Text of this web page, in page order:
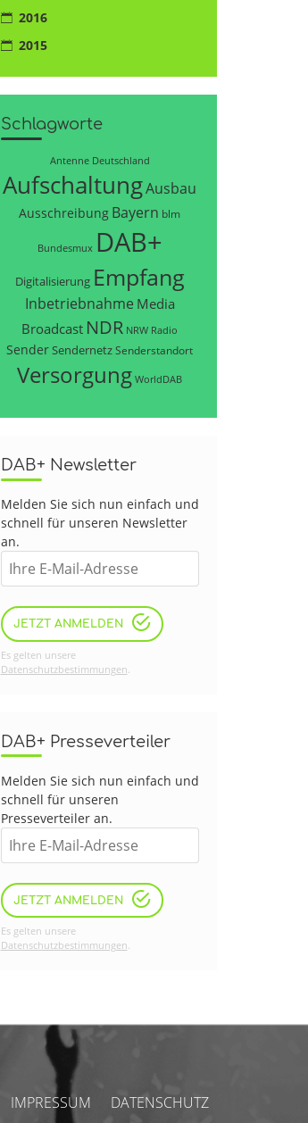
2016
2015
Schlagworte
Antenne Deutschland
AufschaltungAusbau
Ausschreibung Bayern blm
Bundesmux DAB+
Digitalisierung Empfang
Inbetriebnahme Media
Broadcast NDR NRW Radio
SenderSendernetzSenderstandort
Versorgung WorldDAB
DAB+ Newsletter
Melden Sie sich nun einfach und
schnell für unseren Newsletter
an.
JETZT ANMELDEN
Es gelten unsere
Datenschutzbestimmungen
DAB+ Presseverteiler
Melden Sie sich nun einfach und
schnell für unseren
Presseverteiler an.
JETZT ANMELDEN
Es gelten unsere
Datenschutzbestimmungen.
IMPRESSUM DATENSCHUTZ